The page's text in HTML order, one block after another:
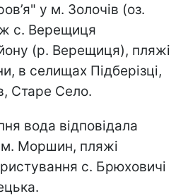
у м. Золочів (оз.
с. Верещиця
(р. Верещиця), пляжі
в селищах Підберізці,
Старе Село.
вода відповідала
Моршин, пляжі
с. Брюховичі